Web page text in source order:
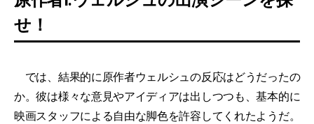
せ！
では、結果的に原作者ウェルシュの反応はどうだったの
か。彼は様々な意見やアイディアは出しつつも、基本的に
映画スタッフによる自由な脚色を許容してくれたようだ。